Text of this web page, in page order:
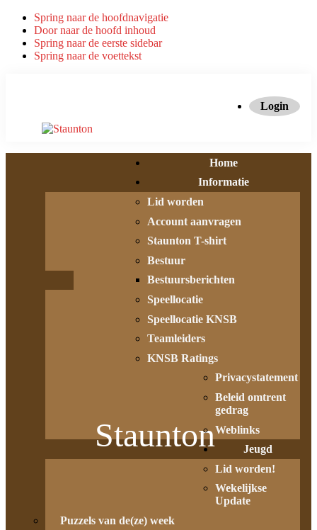
Spring naar de hoofdnavigatie
Door naar de hoofd inhoud
Spring naar de eerste sidebar
Spring naar de voettekst
Login
Staunton
Home
Informatie
Lid worden
Account aanvragen
Staunton T-shirt
Bestuur
Bestuursberichten
Speellocatie
Speellocatie KNSB
Teamleiders
KNSB Ratings
Privacystatement
Beleid omtrent
gedrag
Weblinks
Jeugd
Lid worden!
Wekelijkse
Update
Puzzels van de(ze) week